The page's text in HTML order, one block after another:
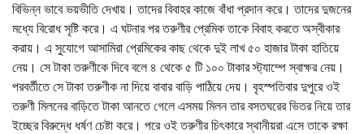
বিভিন্ন ভাবে ভয়ভীতি দেখায়। তাদের বিবাহর কাজে বাঁধা প্রদান করে। তাদের দুজনের
মধ্যে বিরোধ সৃষ্টি করে। এ ঘটনার পর তরুণীর প্রেমিক তাকে বিবাহ করতে অস্বীকার
করায়। এ সুযোগে আসামিরা প্রেমিকের কাছ থেকে দুই লাখ ৫০ হাজার টাকা হাতিয়ে
নেয়। সে টাকা তরুণীকে দিবে বলে ৪ থেকে ৫ টি ১০০ টাকার স্ট্যাম্পে স্বাক্ষর নেয়।
পরবর্তীতে সে টাকা তরুণীক না দিয়ে বাবার বাড়ি পাঠিয়ে দেয়। বৃহস্পতিবার দুপুরে ওই
তরুণী মিলনের বাড়িতে টাকা আনতে গেলে এসময় মিলন তার বসতঘরের ভিতর নিয়ে তার
ইচ্ছের বিরুদ্ধে ধর্ষণ চেষ্টা করে। পরে ওই তরুণীর চিৎকারে স্থানীয়রা এসে তাকে রক্ষা